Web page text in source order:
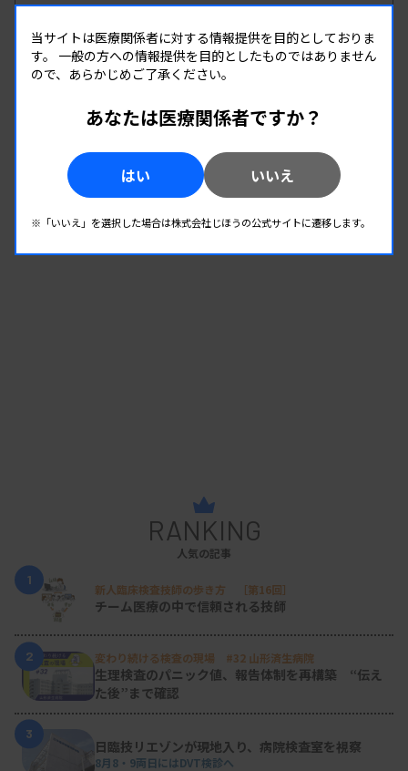
開催場所 : 和歌山県 | WEB
微生物
08.22 （土） 08.22（土）
長野県臨床検査技師会
開催場所 : 長野県
RANKING
人気の記事
1
新人臨床検査技師の歩き方 ［第16回］
チーム医療の中で信頼される技師
2 変わり続ける検査の現場 #32 山形済生病院
生理検査のパニック値、報告体制を再構築 “伝え
た後”まで確認
3
日臨技リエゾンが現地入り、病院検査室を視察
8月8・9両日にはDVT検診へ
当サイトは医療関係者に対する情報提供を目的としておりま
す。 一般の方への情報提供を目的としたものではありません
ので、あらかじめご了承ください。
あなたは医療関係者ですか？
はい いいえ
※「いいえ」を選択した場合は株式会社じほうの公式サイトに遷移します。